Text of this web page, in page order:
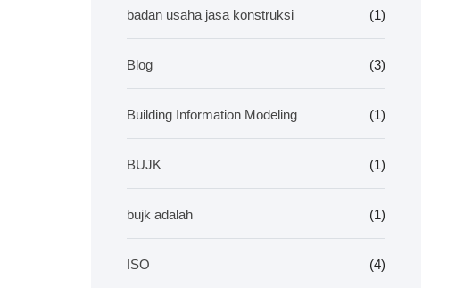
badan usaha jasa konstruksi (1)
Blog (3)
Building Information Modeling (1)
BUJK (1)
bujk adalah (1)
ISO (4)